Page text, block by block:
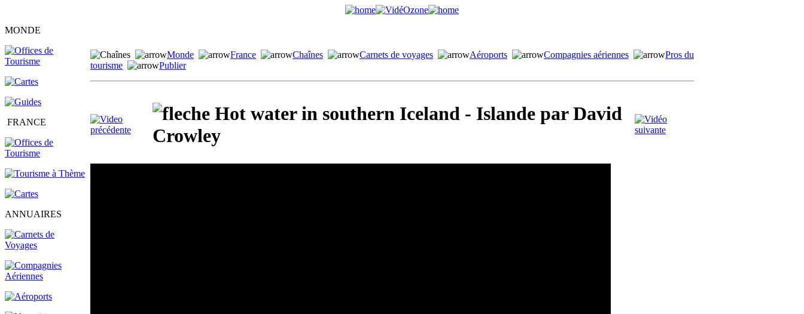
MONDE
FRANCE
ANNUAIRES
Monde France Chaînes Carnets de voyages Aéroports Compagnies aériennes
Pros du
tourisme
Publier
Hot water in southern Iceland - Islande par David
Crowley